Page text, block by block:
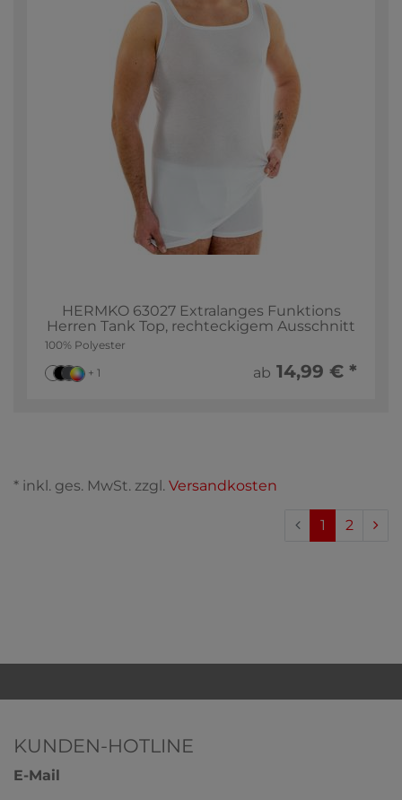
HERMKO 63027 Extralanges Funktions
Herren Tank Top, rechteckigem Ausschnitt
100% Polyester
+ 1 ab 14,99 € *
* inkl. ges. MwSt. zzgl. Versandkosten
1 2
KUNDEN-HOTLINE
E-Mail